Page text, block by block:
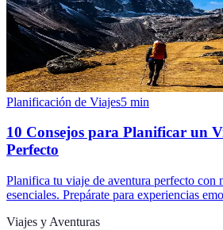
Planificación de Viajes5 min
10 Consejos para Planificar un
Perfecto
Planifica tu viaje de aventura perfecto con
esenciales. Prepárate para experiencias
Viajes y Aventuras